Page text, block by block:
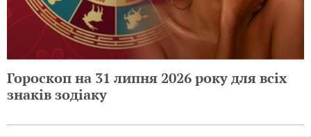
Гороскоп на 31 липня 2026 року для всіх
знаків зодіаку